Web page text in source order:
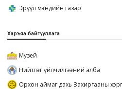
Эрүүл мэндийн газар
Харъяа байгууллага
Музей
Нийтлэг үйлчилгээний алба
Орхон аймаг дахь Захиргааны